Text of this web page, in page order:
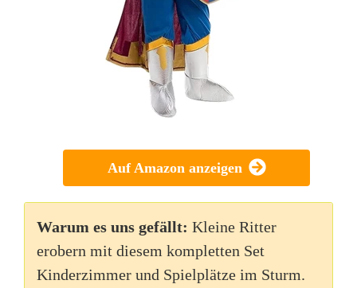
Auf Amazon anzeigen
Warum es uns gefällt: Kleine Ritter
erobern mit diesem kompletten Set
Kinderzimmer und Spielplätze im Sturm.